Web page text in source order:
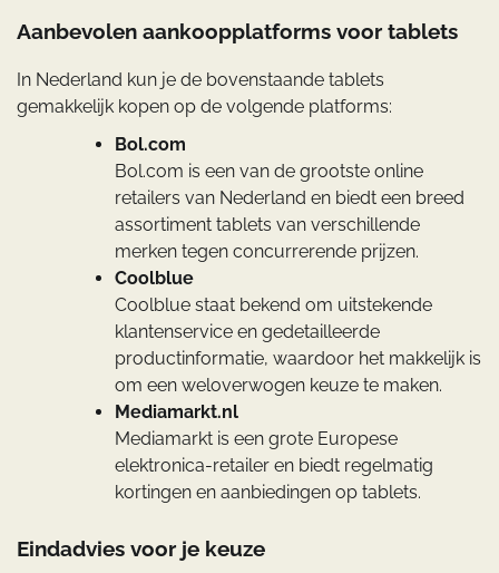
Aanbevolen aankoopplatforms voor tablets
In Nederland kun je de bovenstaande tablets
gemakkelijk kopen op de volgende platforms:
Bol.com
Bol.com is een van de grootste online
retailers van Nederland en biedt een breed
assortiment tablets van verschillende
merken tegen concurrerende prijzen.
Coolblue
Coolblue staat bekend om uitstekende
klantenservice en gedetailleerde
productinformatie, waardoor het makkelijk is
om een weloverwogen keuze te maken.
Mediamarkt.nl
Mediamarkt is een grote Europese
elektronica-retailer en biedt regelmatig
kortingen en aanbiedingen op tablets.
Eindadvies voor je keuze